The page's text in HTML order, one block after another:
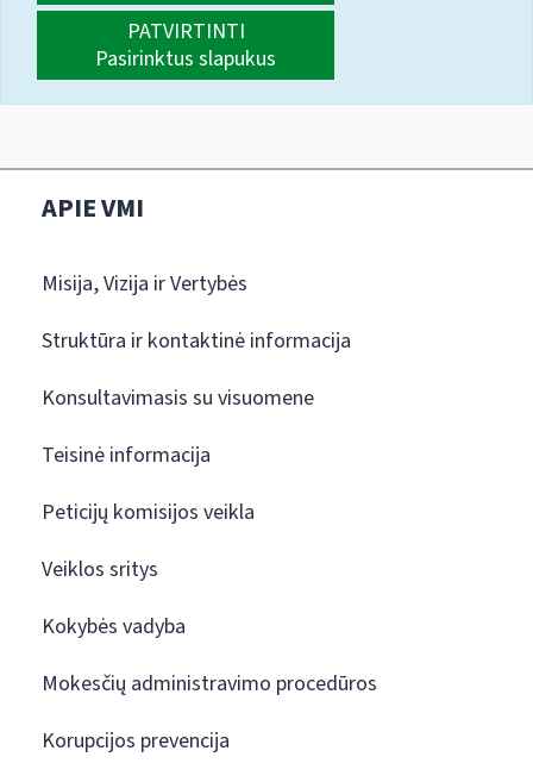
PATVIRTINTI
Pasirinktus slapukus
APIE VMI
Misija, Vizija ir Vertybės
Struktūra ir kontaktinė informacija
Konsultavimasis su visuomene
Teisinė informacija
Peticijų komisijos veikla
Veiklos sritys
Kokybės vadyba
Mokesčių administravimo procedūros
Korupcijos prevencija